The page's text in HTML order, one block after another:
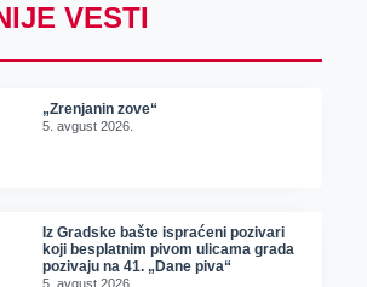
VESTI
„Zrenjanin zove“
5. avgust 2026.
Iz Gradske bašte ispraćeni pozivari
koji besplatnim pivom ulicama grada
pozivaju na 41. „Dane piva“
5. avgust 2026.